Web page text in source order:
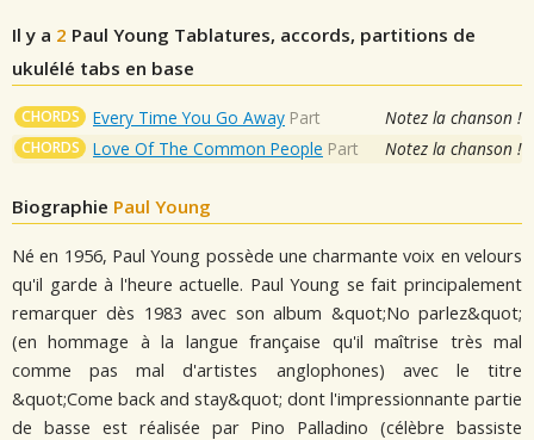
Il y a 2 Paul Young Tablatures, accords, partitions de
ukulélé tabs en base
CHORDS Every Time You Go Away Part Notez la chanson !
CHORDS Love Of The Common People Part Notez la chanson !
Biographie Paul Young
Né en 1956, Paul Young possède une charmante voix en velours
qu'il garde à l'heure actuelle. Paul Young se fait principalement
remarquer dès 1983 avec son album &quot;No parlez&quot;
(en hommage à la langue française qu'il maîtrise très mal
comme pas mal d'artistes anglophones) avec le titre
&quot;Come back and stay&quot; dont l'impressionnante partie
de basse est réalisée par Pino Palladino (célèbre bassiste